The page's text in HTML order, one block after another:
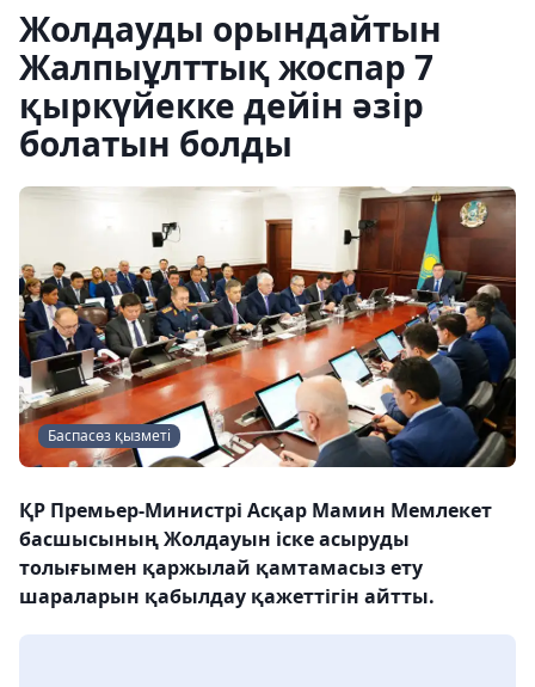
Жолдауды орындайтын
Жалпыұлттық жоспар 7
қыркүйекке дейін әзір
болатын болды
Баспасөз қызметі
ҚР Премьер-Министрі Асқар Мамин Мемлекет
басшысының Жолдауын іске асыруды
толығымен қаржылай қамтамасыз ету
шараларын қабылдау қажеттігін айтты.